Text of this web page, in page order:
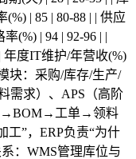
| 85 | 80-88 | | 供应
(%) | 94 | 92-96 | |
年度IT维护/年营收(%)
块：采购/库存/生产/
需求）、APS（高阶
→BOM→工单→领料
”，ERP负责“为什
：WMS管理库位与